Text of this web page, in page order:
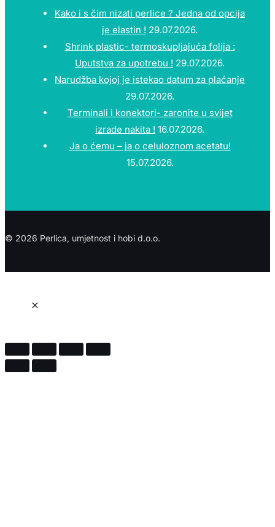
Kako i s čim nizati perlice ? Jedna od opcija
je elastin ! 29.07.2026.
Shrink plastic- termoskupljajuća folija :
Uputstva za upotrebu ! 29.07.2026.
Narudžba kojoj je istekao datum za plaćanje
29.07.2026.
Terminali i konektori- zaronite u svijet
izrade nakita ! 16.07.2026.
Ja o ćemu – ja o celuloznom acetatu!
15.07.2026.
© 2026 Perlica, umjetnost i hobi d.o.o.